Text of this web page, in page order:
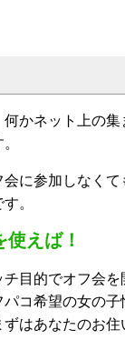
かネット上の
に参加しなく
。
えば！
目的でオフ会
コ希望の女の
はあなたのお